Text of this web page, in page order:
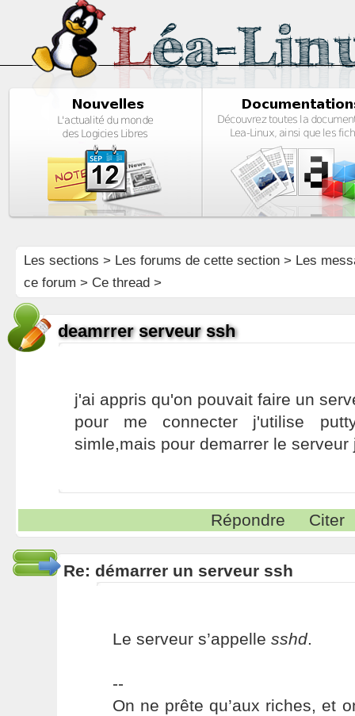
Les sections > Les forums de cette section> Les
ce forum > Ce thread >
deamrrer serveur ssh
j'ai appris qu'on pouvait faire un
pour me connecter j'utilise
simle,mais pour demarrer le serveur
Répondre Citer
Re: démarrer un serveur ssh
Le serveur s’appelle sshd.
--
On ne prête qu’aux riches, et